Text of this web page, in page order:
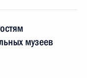
музеев